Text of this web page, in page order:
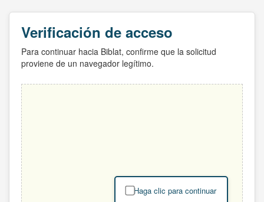
Verificación de acceso
Para continuar hacia Biblat, confirme que la solicitud
proviene de un navegador legítimo.
Haga clic para continuar